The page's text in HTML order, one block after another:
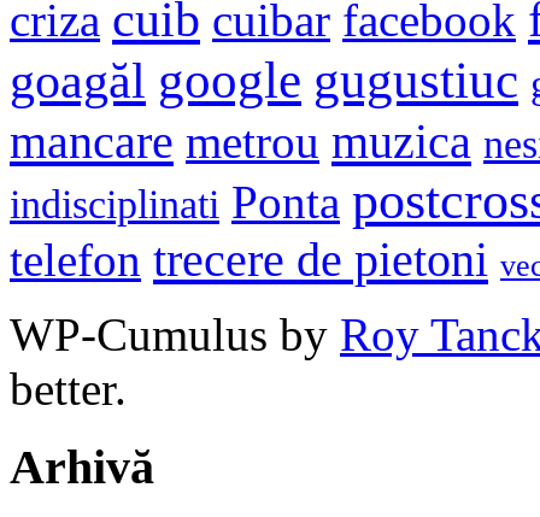
criza cuib cuibar facebook
goagăl google gugustiuc
mancare metrou muzica
indisciplinati Ponta
telefon trecere de pietoni
WP-Cumulus by Roy
better.
Arhivă